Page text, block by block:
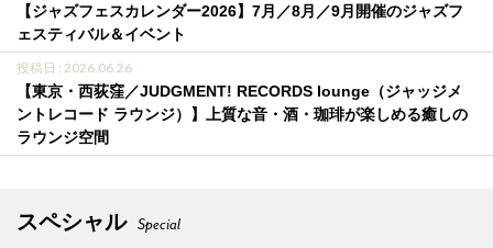
【ジャズフェスカレンダー2026】7月／8月／9月開催のジャズフ
ェスティバル＆イベント
投稿日 : 2026.06.26
【東京・西荻窪／JUDGMENT! RECORDS lounge（ジャッジメ
ントレコード ラウンジ）】上質な音・酒・珈琲が楽しめる癒しの
ラウンジ空間
スペシャル Special